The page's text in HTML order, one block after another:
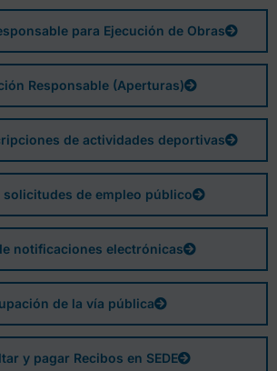
para Ejecución de Obras
Responsable (Aperturas)
de actividades deportivas
solicitudes de empleo público
notificaciones electrónicas
de la vía pública
y pagar Recibos en SEDE